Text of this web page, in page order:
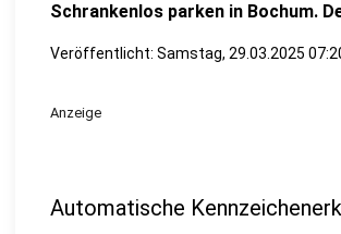
Schrankenlos parken in Bochum.
Veröffentlicht: Samstag, 29.03.2025
Anzeige
Automatische